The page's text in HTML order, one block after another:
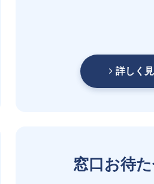
詳しく
窓口お待